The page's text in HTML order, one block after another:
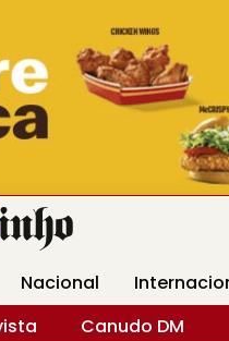
DM Arquidiocese
Nacional
Canudo DM